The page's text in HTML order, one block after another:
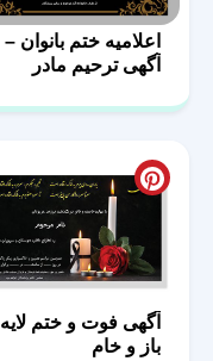
اعلامیه ختم بانوان –
آگهی ترحیم مادر
آگهی فوت و ختم لایه
باز و خام